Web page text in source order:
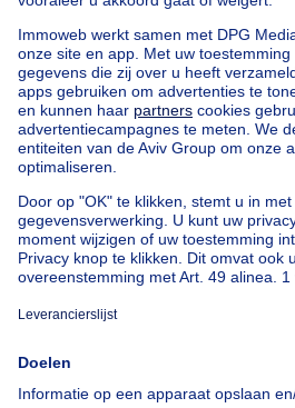
Onze huizen buiten België
Huis te koop Spanje
Huis te koop Luxemburg
Goedkoop vastgoed
Goedkope
Onze huurwoningen
Appartement te koop met 3
Huis te koop met 3
Huis te koop met 3
Over
Immoweb
Pers
Jobs